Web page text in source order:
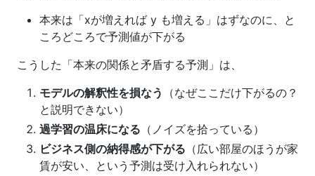
本来は「xが増えれば y も増える」はずなのに、と
ころどころで予測値が下がる
こうした「本来の関係と矛盾する予測」は、
モデルの解釈性を損なう
（なぜここだけ下がるの？
と説明できない）
過学習の温床になる （ノイズを拾っている）
ビジネス側の納得感が下がる （広い部屋のほうが家
賃が安い、という予測は受け入れられない）